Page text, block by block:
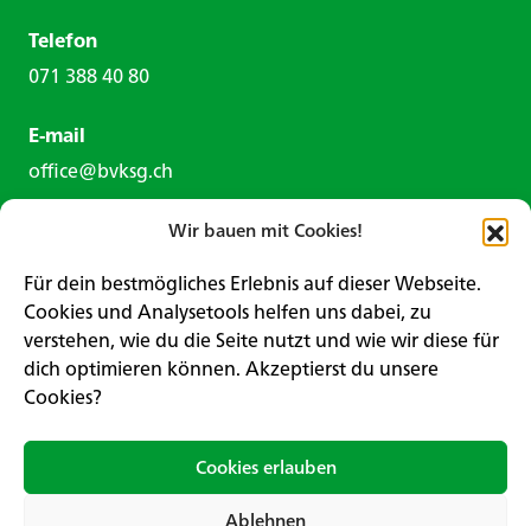
Wir bauen mit Cookies!
Für dein bestmögliches Erlebnis auf dieser Webseite.
Cookies und Analysetools helfen uns dabei, zu
verstehen, wie du die Seite nutzt und wie wir diese für
dich optimieren können. Akzeptierst du unsere
Cookies?
Cookies erlauben
Telefon
071 388 40 80
E-mail
office@bvksg.ch
Kontaktformular
Impressum